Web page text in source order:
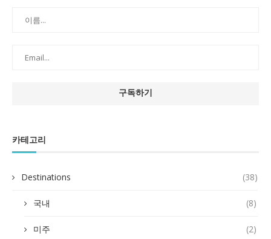
카테고리
Destinations (38)
국내 (8)
미주 (2)